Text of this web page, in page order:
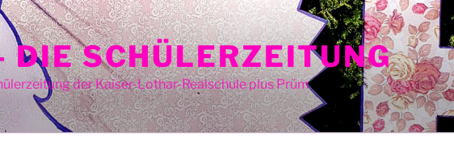
DIE SCHÜLERZEITUNG
der Kaiser-Lothar-Realschule plus Prüm